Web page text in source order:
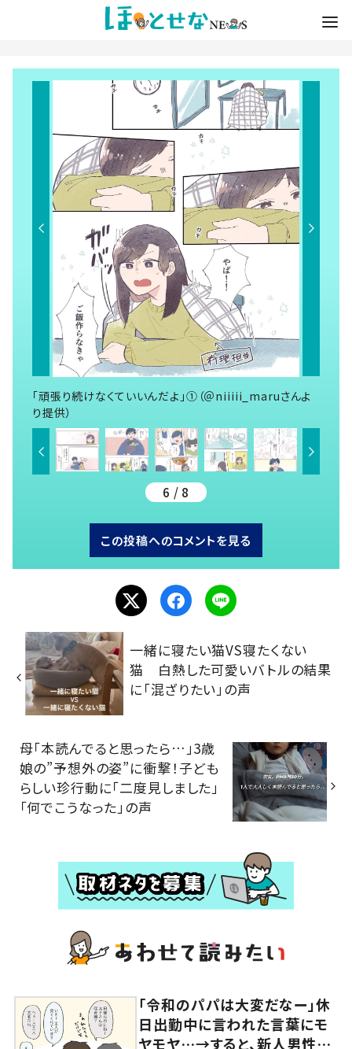
「頑張り続けなくていいんだよ」①（＠niiiii_maruさんよ
り提供）
6 / 8
この投稿へのコメントを見る
一緒に寝たい猫VS寝たくない
猫 白熱した可愛いバトルの結果
に「混ざりたい」の声
母「本読んでると思ったら…」3歳
娘の”予想外の姿”に衝撃！子ども
らしい珍行動に「二度見しました」
「何でこうなった」の声
「令和のパパは大変だなー」休
日出勤中に言われた言葉にモ
ヤモヤ…→すると、新人男性社